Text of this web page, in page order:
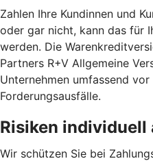
Zahlen Ihre Kundinnen und
oder gar nicht, kann das für
werden. Die
Partners R+V Allgemeine
Unternehmen umfassend
Forderungsausfälle.
Risiken individuell
Wir schützen Sie bei